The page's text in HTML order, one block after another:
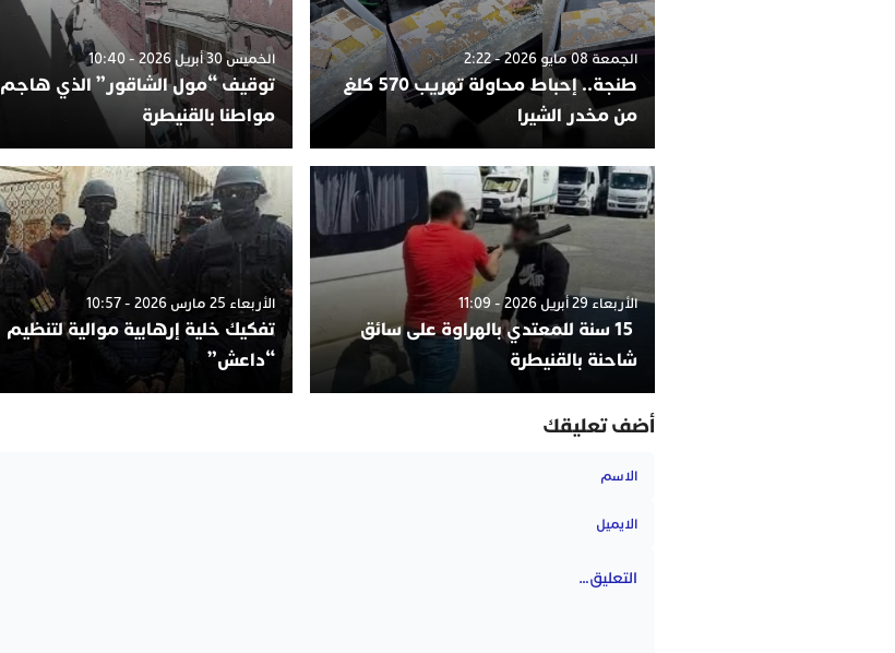
الجمعة 08 مايو 2026 - 2:22
طنجة.. إحباط محاولة تهريب 570 كلغ
من مخدر الشيرا
الخميس 30 أبريل 2026 - 10:40
توقيف “مول الشاقور” الذي هاجم
مواطنا بالقنيطرة
الأربعاء 29 أبريل 2026 - 11:09
15 سنة للمعتدي بالهراوة على سائق
شاحنة بالقنيطرة
الأربعاء 25 مارس 2026 - 10:57
تفكيك خلية إرهابية موالية لتنظيم
“داعش”
أضف تعليقك